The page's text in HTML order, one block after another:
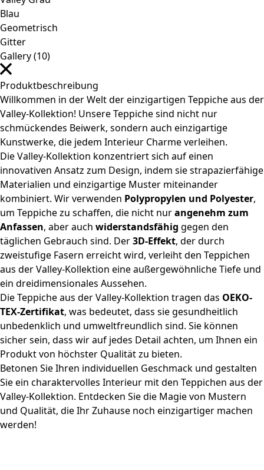
Gallery (10)
Produktbeschreibung
Willkommen in der Welt der einzigartigen Teppiche aus der
Valley-Kollektion! Unsere Teppiche sind nicht nur
schmückendes Beiwerk, sondern auch einzigartige
Kunstwerke, die jedem Interieur Charme verleihen.
Die Valley-Kollektion konzentriert sich auf einen
innovativen Ansatz zum Design, indem sie strapazierfähige
Materialien und einzigartige Muster miteinander
kombiniert. Wir verwenden Polypropylen und Polyester,
um Teppiche zu schaffen, die nicht nurangenehm zum
Anfassen, aber auch widerstandsfähig gegen den
täglichen Gebrauch sind. Der3D-Effekt, der durch
zweistufige Fasern erreicht wird, verleiht den Teppichen
aus der Valley-Kollektion eine außergewöhnliche Tiefe und
ein dreidimensionales Aussehen.
Die Teppiche aus der Valley-Kollektion tragen das OEKO-
TEX-Zertifikat, was bedeutet, dass sie gesundheitlich
unbedenklich und umweltfreundlich sind. Sie können
sicher sein, dass wir auf jedes Detail achten, um Ihnen ein
Produkt von höchster Qualität zu bieten.
Betonen Sie Ihren individuellen Geschmack und gestalten
Sie ein charaktervolles Interieur mit den Teppichen aus der
Valley-Kollektion. Entdecken Sie die Magie von Mustern
und Qualität, die Ihr Zuhause noch einzigartiger machen
werden!